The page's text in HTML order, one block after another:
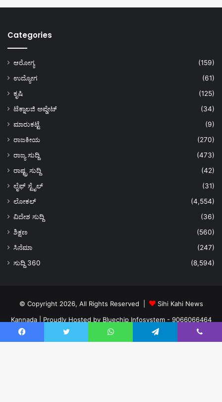
Categories
ಆರೋಗ್ಯ
(159)
ಉದ್ಯೋಗ
(61)
ಕೃಷಿ
(125)
ಟೆಕ್ನಾಲಜಿ ಅಪ್ಡೇಟ್
(34)
ಮಾರುಕಟ್ಟೆ
(9)
ರಾಜಕೀಯ
(270)
ರಾಜ್ಯ ಸುದ್ದಿ
(473)
ರಾಷ್ಟ್ರ ಸುದ್ದಿ
(42)
ಲೈಫ್ ಸ್ಟೈಲ್
(31)
ಲೋಕಲ್
(4,554)
ವಿದೇಶ ಸುದ್ದಿ
(36)
ಶಿಕ್ಷಣ
(560)
ಸಿನೆಮಾ
(247)
ಸುದ್ದಿ 360
(8,594)
© Copyright 2026, All Rights Reserved |
Sihi Kahi News
Kannada| Proudly Hosted by Bluechip Infosystem - 9066066464
About US
Privacy Policy Ads Policy
Terms and Conditions
Facebook Twitter WhatsApp Telegram Viber